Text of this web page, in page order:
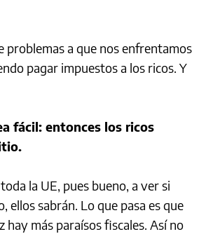
problemas a que nos enfrentamos
pagar impuestos a los ricos. Y
fácil: entonces los ricos
la UE, pues bueno, a ver si
ellos sabrán. Lo que pasa es que
hay más paraísos fiscales. Así no